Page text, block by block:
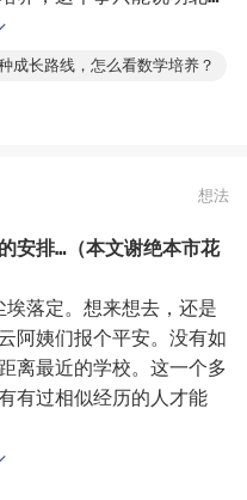
古斯从不会打断她，也不
再引导她一步步梳理。愿
想法，这本身就是一种信
家庭出生，普通相貌普通
的求学生涯，会有一个
、被允许、被看见的感
成长路线，怎么看数学培养？
想法
安排…（本文谢绝本市花
落定。想来想去，还是
阿姨们报个平安。没有如
离最近的学校。这一个多
有过相似经历的人才能
高考，尤其是数学。不
级”选手，还是非常考